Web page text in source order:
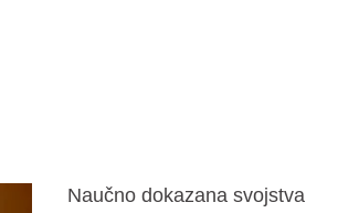
Naučno dokazana svojstva